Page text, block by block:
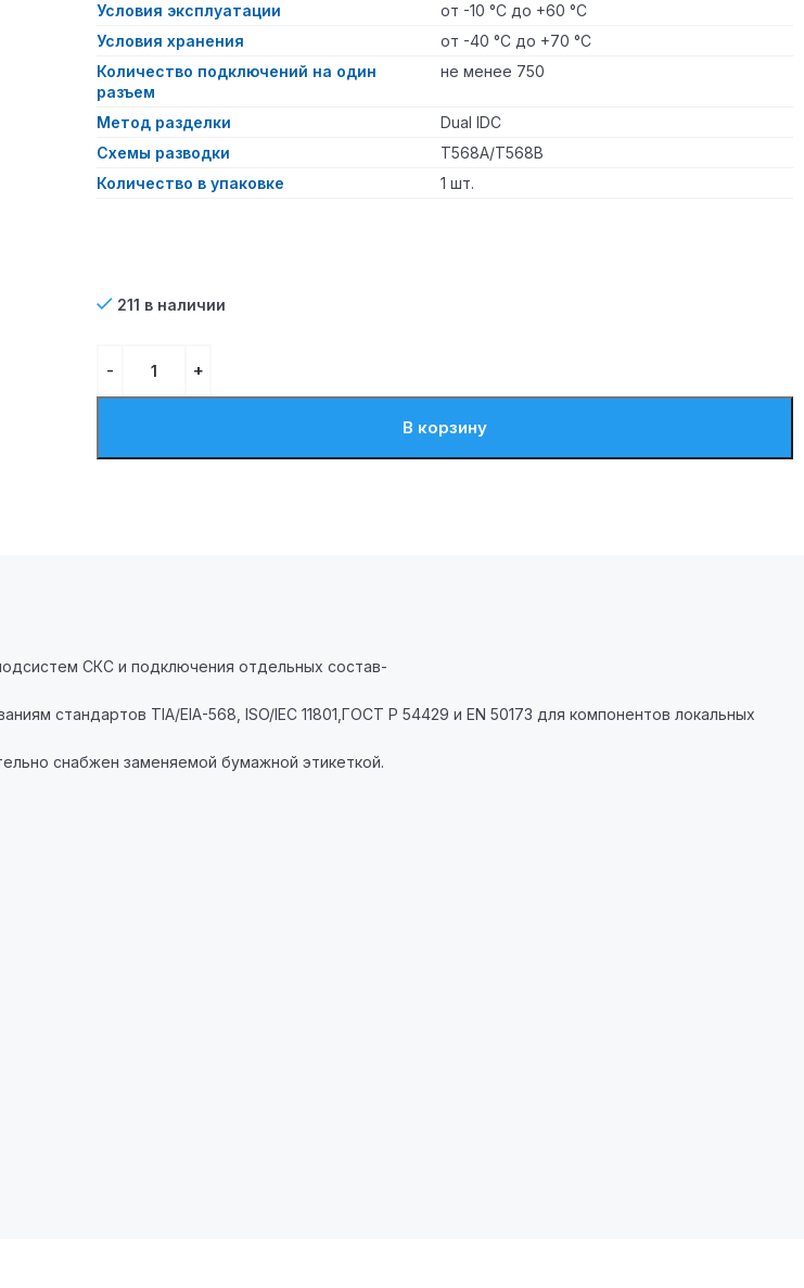
Условия эксплуатации
от -10 °C до +60 °C
Условия хранения
от -40 °C до +70 °C
Количество подключений на один
разъем
не менее 750
Метод разделки
Dual IDC
Схемы разводки
T568A/T568B
Количество в упаковке
1 шт.
211 в наличии
В корзину
СКС и подключения отдельных состав-
стандартов TIA/EIA-568, ISO/IEC 11801,ГОСТ Р 54429 и EN 50173 для компонентов локальных
снабжен заменяемой бумажной этикеткой.